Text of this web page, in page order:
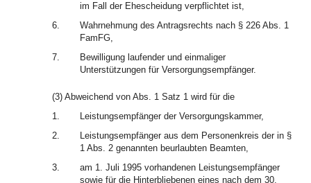
im Fall der Ehescheidung verpflichtet ist,
6.
Wahrnehmung des Antragsrechts nach § 226 Abs. 1
FamFG,
7.
Bewilligung laufender und einmaliger
Unterstützungen für Versorgungsempfänger.
(3) Abweichend von Abs. 1 Satz 1 wird für die
1.
Leistungsempfänger der Versorgungskammer,
2.
Leistungsempfänger aus dem Personenkreis der in §
1 Abs. 2 genannten beurlaubten Beamten,
3.
am 1. Juli 1995 vorhandenen Leistungsempfänger
sowie für die Hinterbliebenen eines nach dem 30.